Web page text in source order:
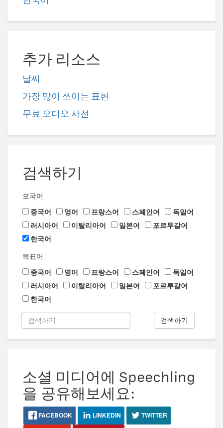
추가 리소스
날씨
가장 많이 쓰이는 표현
무료 오디오 사전
검색하기
모국어
중국어
영어 프랑스어 스페인어
독일어
러시아어
이탈리아어 일본어
포르투갈어
한국어
목표어
중국어
영어 프랑스어 스페인어
독일어
러시아어
이탈리아어 일본어
포르투갈어
한국어
검색하기
소셜 미디어에 Speechling
을 공유해보세요:
FACEBOOK LINKEDIN
TWITTER